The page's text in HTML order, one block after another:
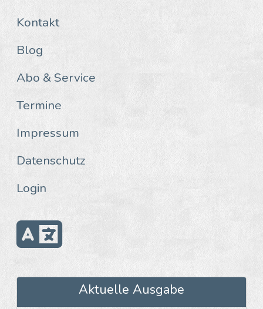
Kontakt
Blog
Abo & Service
Termine
Impressum
Datenschutz
Login
Aktuelle Ausgabe